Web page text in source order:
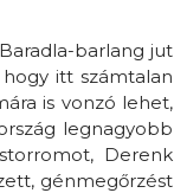
barlang jut
itt számtalan
is vonzó lehet,
legnagyobb
Derenk
génmegőrzést